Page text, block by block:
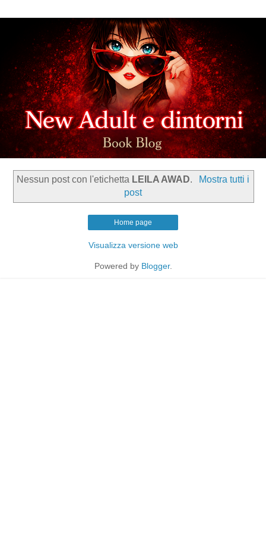
Nessun post con l'etichetta LEILA AWAD.
Mostra tutti i
post
Home page
Visualizza versione web
Powered by Blogger.